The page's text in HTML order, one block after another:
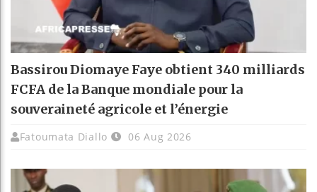
Bassirou Diomaye Faye obtient 340 milliards
FCFA de la Banque mondiale pour la
souveraineté agricole et l’énergie
Fatoumata Diallo 06 Aug 2026